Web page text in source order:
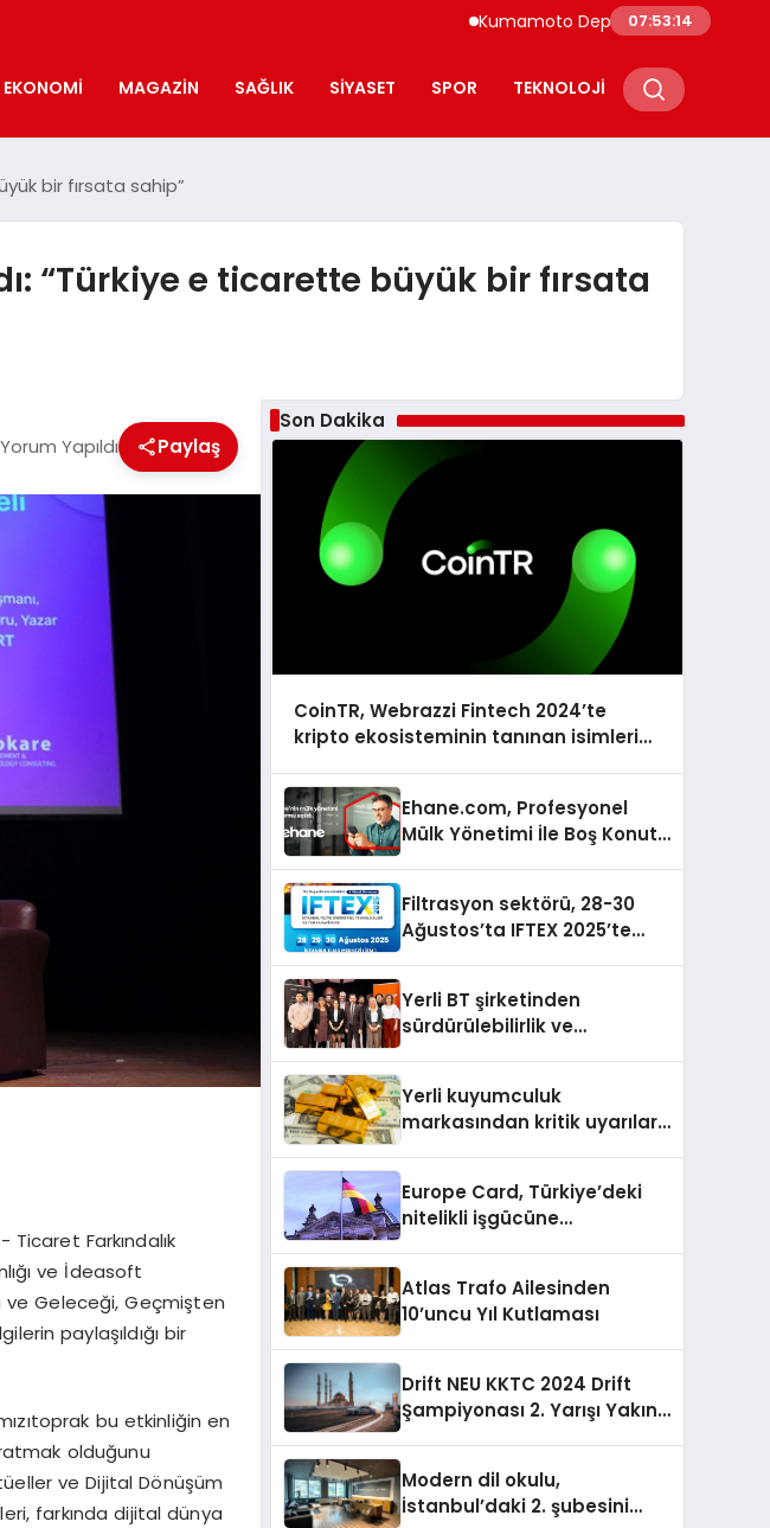
Kumamoto Depreminde Sağlık
07:53:15
EKONOMI MAGAZIN SAĞLIK SIYASET SPOR TEKNOLOJI
bir fırsata sahip”
“Türkiye e ticarette büyük bir fırsata
Yapıldı Paylaş
Farkındalık
ve İdeasoft
ve Geleceği, Geçmişten
paylaşıldığı bir
bu etkinliğin en
olduğunu
ve Dijital Dönüşüm
farkında dijital dünya
Son Dakika
CoinTR, Webrazzi Fintech 2024’te
kripto ekosisteminin tanınan isimlerini
Ehane.com, Profesyonel
Mülk Yönetimi İle Boş Konut
Filtrasyon sektörü, 28-30
Ağustos’ta IFTEX 2025’te
Yerli BT şirketinden
sürdürülebilirlik ve
Yerli kuyumculuk
markasından kritik uyarılar:
Europe Card, Türkiye’deki
nitelikli işgücüne
Atlas Trafo Ailesinden
10’uncu Yıl Kutlaması
Drift NEU KKTC 2024 Drift
Şampiyonası 2. Yarışı Yakın
Modern dil okulu,
İstanbul’daki 2. şubesini